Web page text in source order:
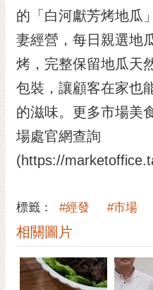
策
網
資
料
放
宣
交
通
位
置
的「白河獻芳烤地瓜
妻經營，每日親選地
烤，完整保留地瓜天
包裝，讓顧客在家也
的滋味。更多市場美
場處官網查詢
(https://
標籤： #經發 #市場
相關圖片